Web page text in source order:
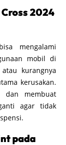
2024
mengalami
mobil di
kurangnya
kerusakan.
dan membuat
agar tidak
pada